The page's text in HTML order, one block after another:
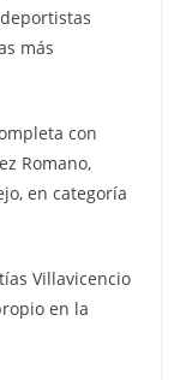
más
con
Romano,
en categoría
Villavicencio
en la